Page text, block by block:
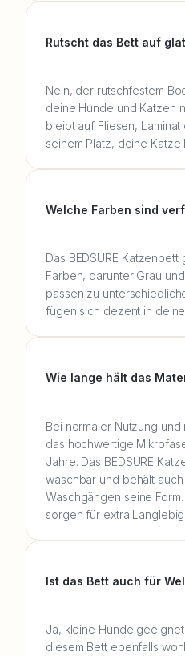
Rutscht das Bett auf
Nein, der rutschfestem
deine Hunde und Katzen
bleibt auf Fliesen,
seinem Platz, deine Katze
Welche Farben sind
Das BEDSURE
Farben, darunter Grau
passen zu
fügen sich dezent in
Wie lange hält das
Bei normaler Nutzung
das hochwertige
Jahre. Das BEDSURE
waschbar und behält
Waschgängen seine
sorgen für extra
Ist das Bett auch für
Ja, kleine Hunde
diesem Bett ebenfalls